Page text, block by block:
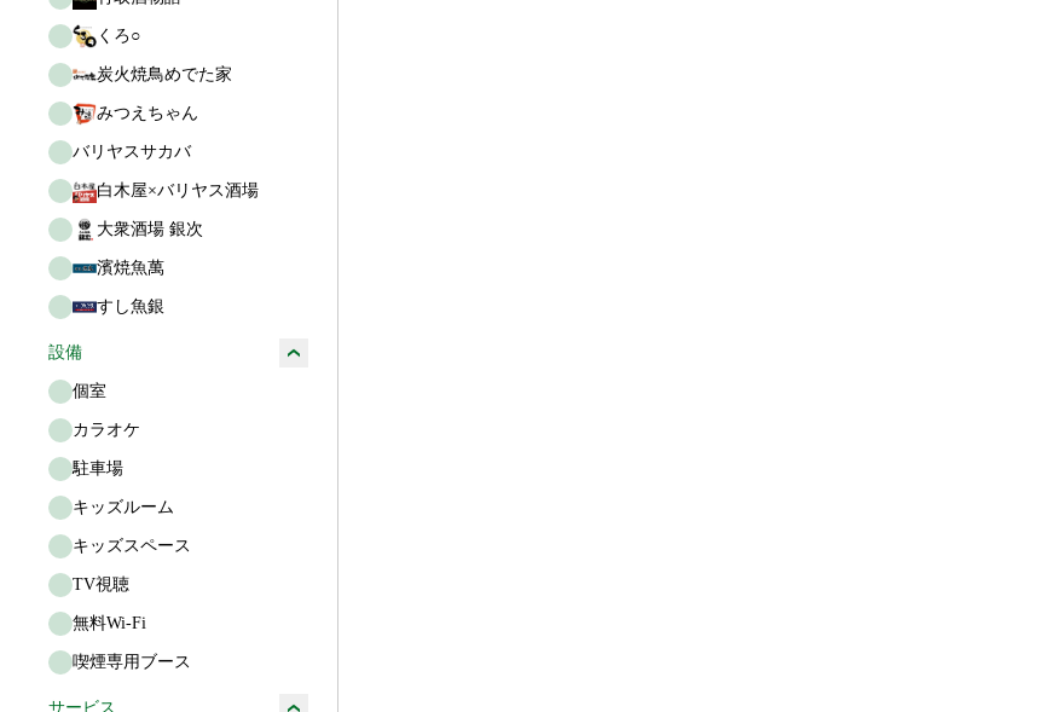
くろ○
炭火焼鳥めでた家
みつえちゃん
バリヤスサカバ
白木屋×バリヤス酒場
大衆酒場 銀次
濱焼魚萬
すし魚銀
設備
個室
カラオケ
駐車場
キッズルーム
キッズスペース
TV視聴
無料Wi-Fi
喫煙専用ブース
サービス